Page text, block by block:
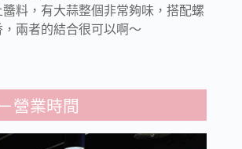
料，有大蒜整個非常夠味，搭配螺
兩者的結合很可以啊～
營業時間